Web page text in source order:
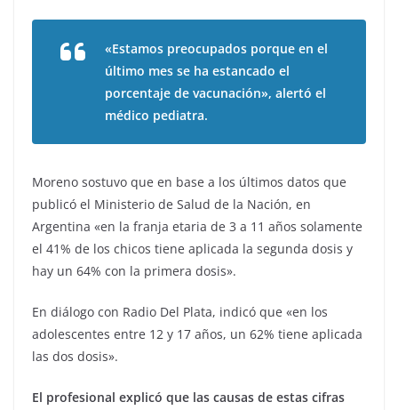
«Estamos preocupados porque en el
último mes se ha estancado el
porcentaje de vacunación», alertó el
médico pediatra.
Moreno sostuvo que en base a los últimos datos que
publicó el Ministerio de Salud de la Nación, en
Argentina «en la franja etaria de 3 a 11 años solamente
el 41% de los chicos tiene aplicada la segunda dosis y
hay un 64% con la primera dosis».
En diálogo con Radio Del Plata, indicó que «en los
adolescentes entre 12 y 17 años, un 62% tiene aplicada
las dos dosis».
El profesional explicó que las causas de estas cifras